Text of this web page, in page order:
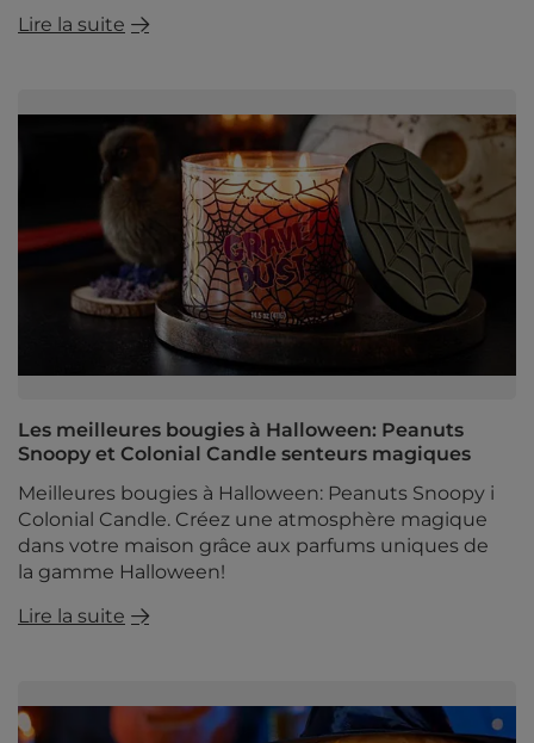
Lire la suite
Les meilleures bougies à Halloween: Peanuts
Snoopy et Colonial Candle senteurs magiques
Meilleures bougies à Halloween: Peanuts Snoopy i
Colonial Candle. Créez une atmosphère magique
dans votre maison grâce aux parfums uniques de
la gamme Halloween!
Lire la suite